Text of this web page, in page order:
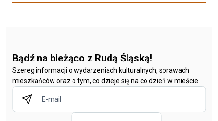
Bądź na bieżąco z Rudą Śląską!
Szereg informacji o wydarzeniach kulturalnych, sprawach
mieszkańców oraz o tym, co dzieje się na co dzień w mieście.